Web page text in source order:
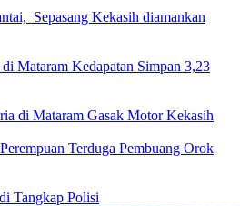
Sepasang Kekasih diamankan
Mataram Kedapatan Simpan 3,23
di Mataram Gasak Motor Kekasih
Terduga Pembuang Orok
Tangkap Polisi